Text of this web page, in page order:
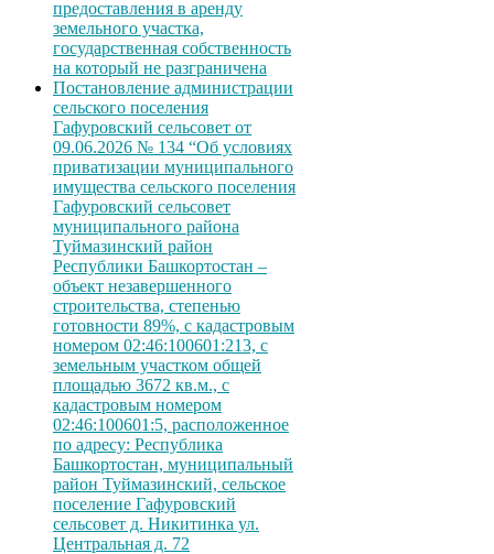
предоставления в аренду
земельного участка,
государственная собственность
на который не разграничена
Постановление администрации
сельского поселения
Гафуровский сельсовет от
09.06.2026 № 134 “Об условиях
приватизации муниципального
имущества сельского поселения
Гафуровский сельсовет
муниципального района
Туймазинский район
Республики Башкортостан –
объект незавершенного
строительства, степенью
готовности 89%, с кадастровым
номером 02:46:100601:213, с
земельным участком общей
площадью 3672 кв.м., с
кадастровым номером
02:46:100601:5, расположенное
по адресу: Республика
Башкортостан, муниципальный
район Туймазинский, сельское
поселение Гафуровский
сельсовет д. Никитинка ул.
Центральная д. 72